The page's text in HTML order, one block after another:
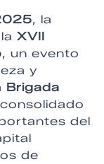
, la
XVII
, un evento
y
Brigada
del
de